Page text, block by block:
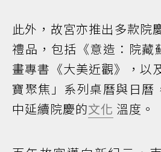
此外，故宮亦推出多款院
禮品，包括《意造：院藏
畫專書《大美近觀》，以
寶聚焦」系列桌曆與日曆
中延續院慶的文化 溫度。